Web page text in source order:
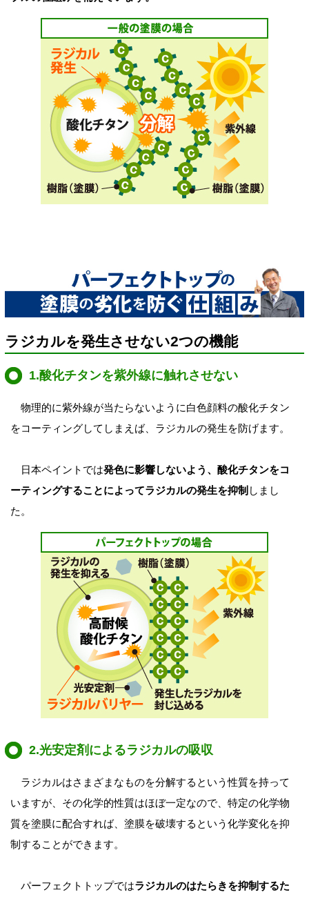
ラジカルを発生させない2つの機能
1.酸化チタンを紫外線に触れさせない
物理的に紫外線が当たらないように白色顔料の酸化チタン
をコーティングしてしまえば、ラジカルの発生を防げます。
日本ペイントでは発色に影響しないよう、酸化チタンをコ
ーティングすることによってラジカルの発生を抑制 しまし
た。
2.光安定剤によるラジカルの吸収
ラジカルはさまざまなものを分解するという性質を持って
いますが、その化学的性質はほぼ一定なので、特定の化学物
質を塗膜に配合すれば、塗膜を破壊するという化学変化を抑
制することができます。
パーフェクトトップではラジカルのはたらきを抑制するた